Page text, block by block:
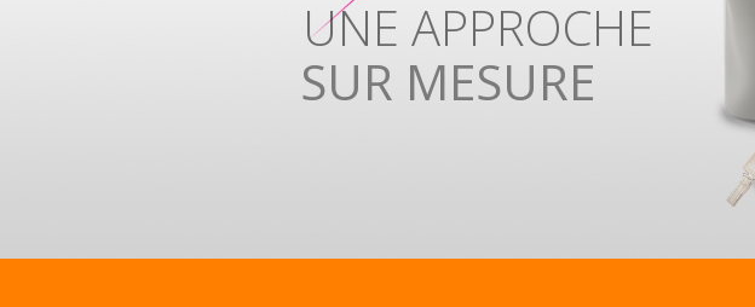
COMPETENCES
UNISSONS NOS